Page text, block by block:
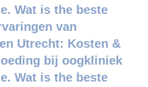
Wat is the beste
van
Utrecht: Kosten &
bij oogkliniek
Wat is the beste